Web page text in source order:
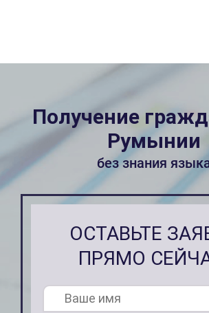
Получение
Румынии
без знания
ОСТАВЬТЕ
ПРЯМО